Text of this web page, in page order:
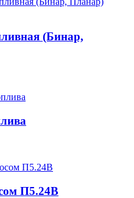
(Бинар,
П5.24В